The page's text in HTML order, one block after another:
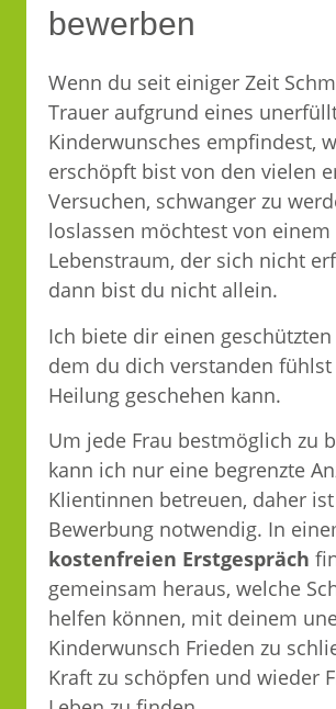
bewerben
Wenn du seit einiger Zeit
Trauer aufgrund eines
Kinderwunsches empfindest,
erschöpft bist von den vielen
Versuchen, schwanger zu
loslassen möchtest von einem
Lebenstraum, der sich nicht
dann bist du nicht allein.
Ich biete dir einen geschützten
dem du dich verstanden
Heilung geschehen kann.
Um jede Frau bestmöglich zu
kann ich nur eine begrenzte
Klientinnen betreuen, daher
Bewerbung notwendig. In
kostenfreien Erstgespräch
gemeinsam heraus, welche
helfen können, mit deinem
Kinderwunsch Frieden zu
Kraft zu schöpfen und wieder